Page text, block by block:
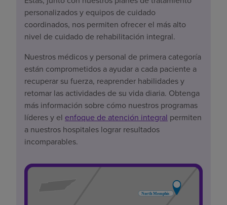
personalizados y equipos de cuidado
coordinados, nos permiten ofrecer el más alto
nivel de cuidado de rehabilitación integral.
Nuestros médicos y personal de primera categoría
están comprometidos a ayudar a cada paciente a
recuperar su fuerza, reaprender habilidades y
retomar las actividades de su vida diaria. Obtenga
más información sobre cómo nuestros programas
líderes y el enfoque de atención integral permiten
a nuestros hospitales lograr resultados
incomparables.